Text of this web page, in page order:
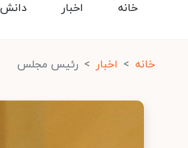
اخبار خانه
خانه اخبار رئیس مجلس